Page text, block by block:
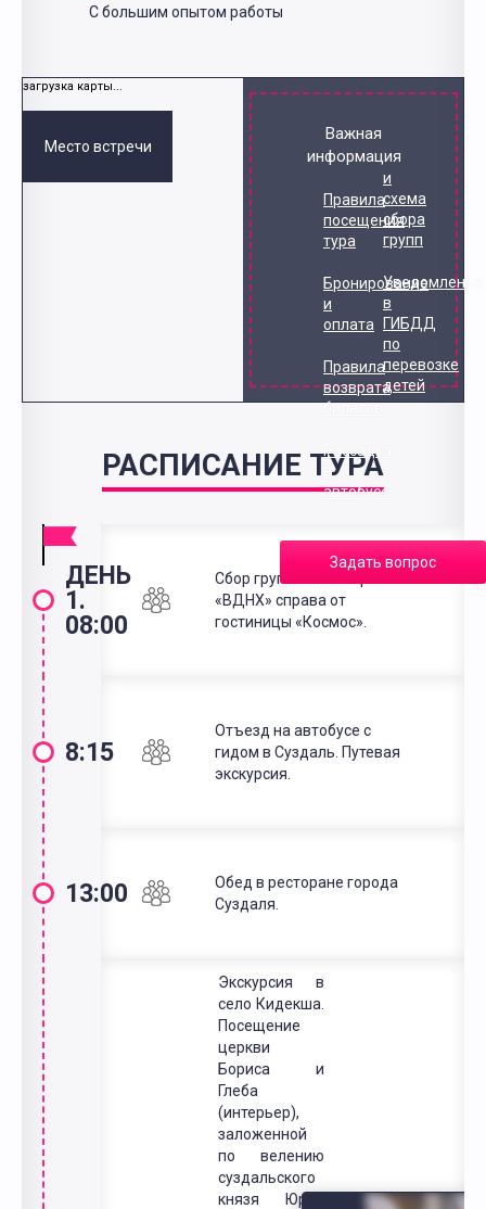
С большим опытом работы
загрузка карты...
Место встречи
Важная
информация
Правила
посещения
тура
Бронирование
и
оплата
Правила
возврата
билетов
Рассадка
автобусе
и
схема
сбора
групп
Уведомление
в
ГИБДД
по
перевозке
детей
Задать вопрос
РАСПИСАНИЕ ТУРА
ДЕНЬ
1.
08:00
Сбор группы: ст. метро
«ВДНХ» справа от
гостиницы «Космос».
8:15
Отъезд на автобусе с
гидом в Суздаль. Путевая
экскурсия.
13:00
Обед в ресторане города
Суздаля.
Экскурсия в
село Кидекша.
Посещение
церкви
Бориса и
Глеба
(интерьер),
заложенной
по велению
суздальского
князя Юрия